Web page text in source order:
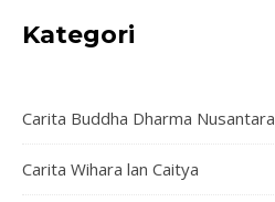
Kategori
Carita Buddha Dharma Nusantara
Carita Wihara lan Caitya